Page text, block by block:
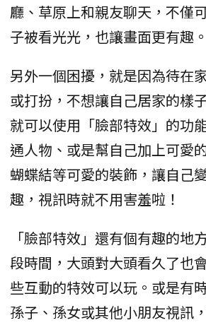
廳、草原上和親友聊天，不僅
子被看光光，也讓畫面更有趣。
另外一個困擾，就是因為待在
或打扮，不想讓自己居家的樣
就可以使用「臉部特效」的功
通人物、或是幫自己加上可愛
蝴蝶結等可愛的裝飾，讓自己
趣，視訊時就不用害羞啦！
「臉部特效」還有個有趣的地
段時間，大頭對大頭看久了也
些互動的特效可以玩。或是有
孫子、孫女或其他小朋友視訊